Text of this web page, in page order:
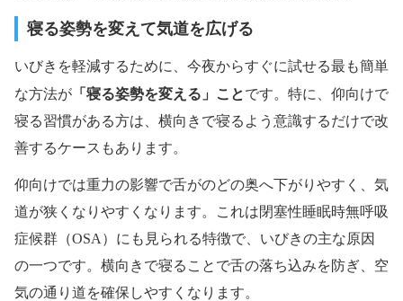
寝る姿勢を変えて気道を広げる
いびきを軽減するために、今夜からすぐに試せる最も簡単
な方法が 「寝る姿勢を変える」ことです。特に、仰向けで
寝る習慣がある方は、横向きで寝るよう意識するだけで改
善するケースもあります。
仰向けでは重力の影響で舌がのどの奥へ下がりやすく、気
道が狭くなりやすくなります。これは閉塞性睡眠時無呼吸
症候群（OSA）にも見られる特徴で、いびきの主な原因
の一つです。横向きで寝ることで舌の落ち込みを防ぎ、空
気の通り道を確保しやすくなります。